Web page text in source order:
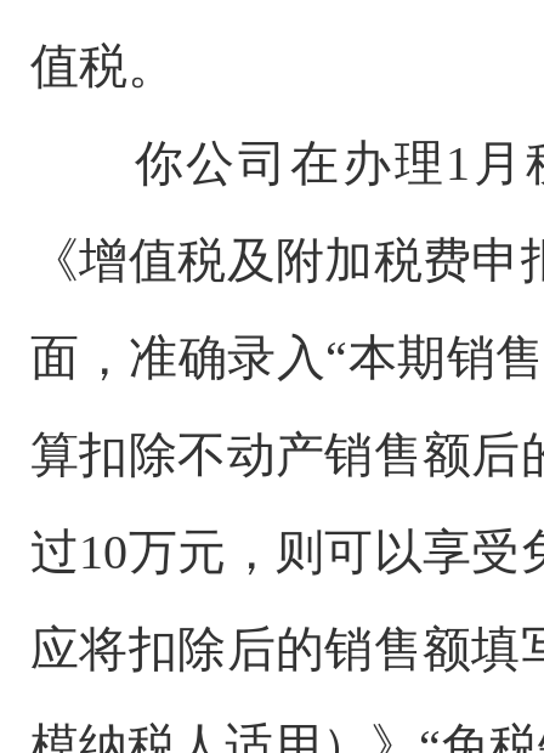
值税。
你公司在办理1
《增值税及附加税费
面，准确录入“本期销
算扣除不动产销售额后
过10万元，则可以享
应将扣除后的销售额